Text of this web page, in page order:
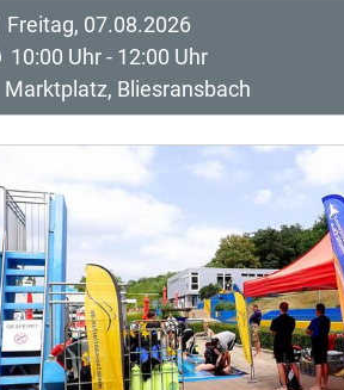
Freitag, 07.08.2026
10:00 Uhr - 12:00 Uhr
Marktplatz, Bliesransbach